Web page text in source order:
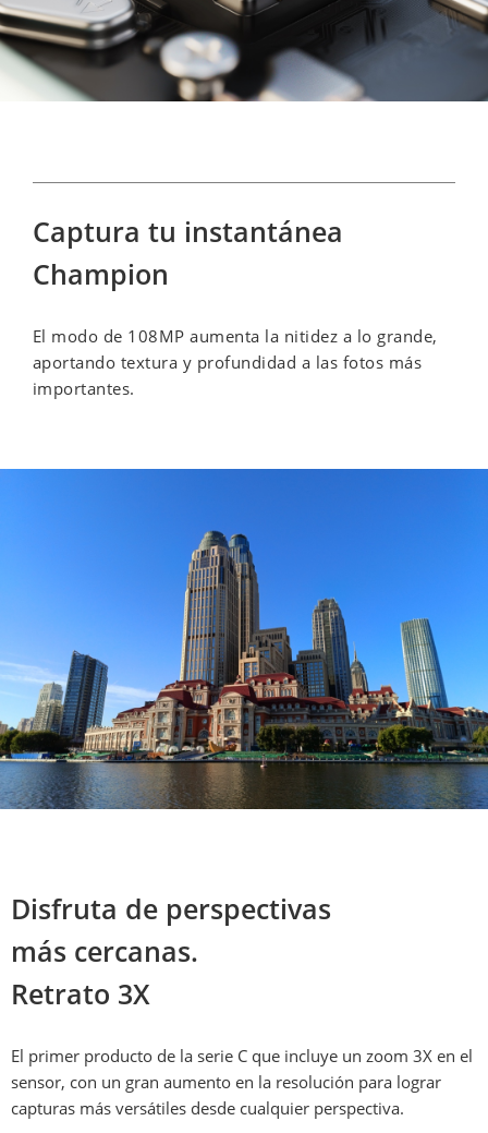
Captura tu instantánea
Champion
El modo de 108MP aumenta la nitidez a lo grande,
aportando textura y profundidad a las fotos más
importantes.
Disfruta de perspectivas
más cercanas.
Retrato 3X
El primer producto de la serie C que incluye un zoom 3X en el
sensor, con un gran aumento en la resolución para lograr
capturas más versátiles desde cualquier perspectiva.